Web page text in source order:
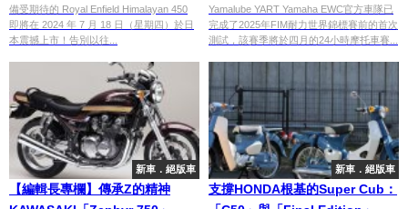
引擎與全新電控
備受期待的 Royal Enfield Himalayan 450
即將在 2024 年 7 月 18 日（星期四）於日
本震撼上市！告別以往...
Yamalube YART Yamaha EWC官方車隊已
完成了2025年FIM耐力世界錦標賽前的首次
測試，該賽季將於四月的24小時摩托車賽...
新車．絕版車
【編輯長專欄】傳承Z的精神
新車．絕版車
支撐HONDA根基的Super Cub：